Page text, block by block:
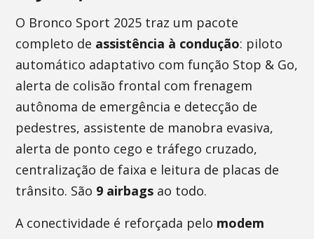
O Bronco Sport 2025 traz um pacote
completo de assistência à condução: piloto
automático adaptativo com função Stop & Go,
alerta de colisão frontal com frenagem
autônoma de emergência e detecção de
pedestres, assistente de manobra evasiva,
alerta de ponto cego e tráfego cruzado,
centralização de faixa e leitura de placas de
trânsito. São 9 airbags ao todo.
A conectividade é reforçada pelo modem